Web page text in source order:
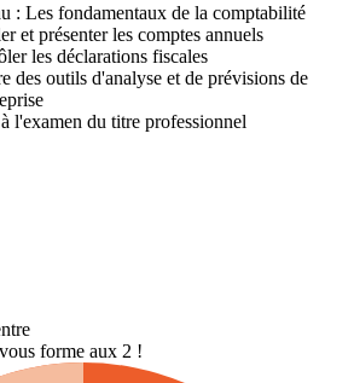
: Les fondamentaux de la comptabilité
et présenter les comptes annuels
les déclarations fiscales
des outils d'analyse et de prévisions de
l'examen du titre professionnel
forme aux 2 !